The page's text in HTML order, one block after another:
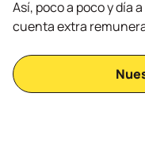
Así, poco a poco y día
cuenta extra